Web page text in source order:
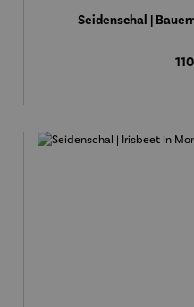
Seidenschal |